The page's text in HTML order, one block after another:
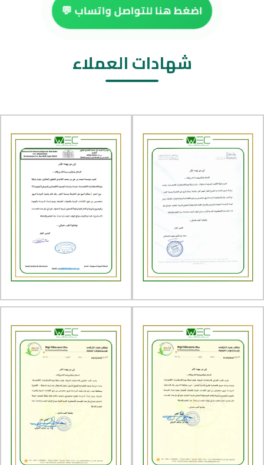
اضغط هنا للتواصل واتساب 💬
شهادات العملاء